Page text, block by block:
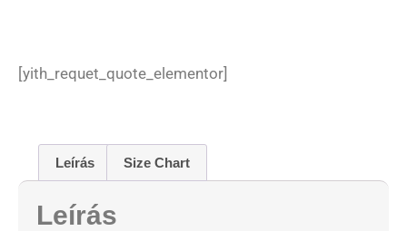
[yith_requet_quote_elementor]
Leírás Size Chart
Leírás